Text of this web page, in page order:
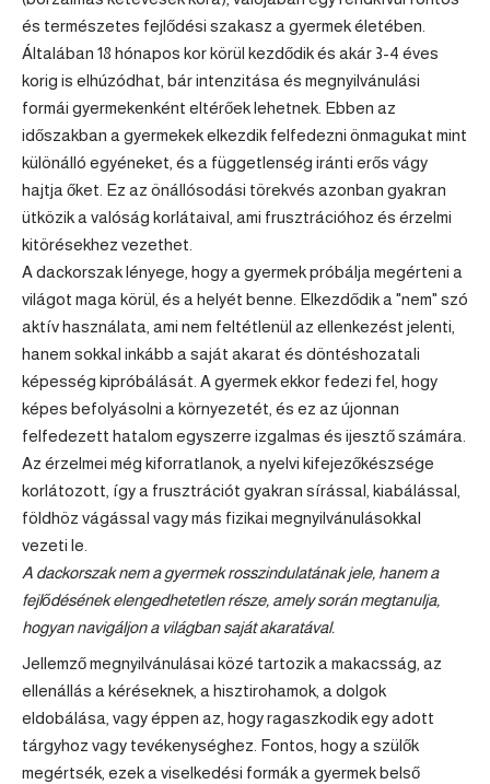
és természetes fejlődési szakasz a gyermek életében.
Általában 18 hónapos kor körül kezdődik és akár 3-4 éves
korig is elhúzódhat, bár intenzitása és megnyilvánulási
formái gyermekenként eltérőek lehetnek. Ebben az
időszakban a gyermekek elkezdik felfedezni önmagukat mint
különálló egyéneket, és a függetlenség iránti erős vágy
hajtja őket. Ez az önállósodási törekvés azonban gyakran
ütközik a valóság korlátaival, ami frusztrációhoz és érzelmi
kitörésekhez vezethet.
A dackorszak lényege, hogy a gyermek próbálja megérteni a
világot maga körül, és a helyét benne. Elkezdődik a "nem" szó
aktív használata, ami nem feltétlenül az ellenkezést jelenti,
hanem sokkal inkább a saját akarat és döntéshozatali
képesség kipróbálását. A gyermek ekkor fedezi fel, hogy
képes befolyásolni a környezetét, és ez az újonnan
felfedezett hatalom egyszerre izgalmas és ijesztő számára.
Az érzelmei még kiforratlanok, a nyelvi kifejezőkészsége
korlátozott, így a frusztrációt gyakran sírással, kiabálással,
földhöz vágással vagy más fizikai megnyilvánulásokkal
vezeti le.
A dackorszak nem a gyermek rosszindulatának jele, hanem a
fejlődésének elengedhetetlen része, amely során megtanulja,
hogyan navigáljon a világban saját akaratával.
Jellemző megnyilvánulásai közé tartozik a makacsság, az
ellenállás a kéréseknek, a hisztirohamok, a dolgok
eldobálása, vagy éppen az, hogy ragaszkodik egy adott
tárgyhoz vagy tevékenységhez. Fontos, hogy a szülők
megértsék, ezek a viselkedési formák a gyermek belső